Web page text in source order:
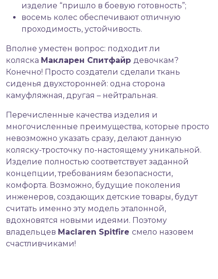
изделие “пришло в боевую готовность”;
восемь колес обеспечивают отличную
проходимость, устойчивость.
Вполне уместен вопрос: подходит ли
коляска Макларен Спитфайр девочкам?
Конечно! Просто создатели сделали ткань
сиденья двухсторонней: одна сторона
камуфляжная, другая – нейтральная.
Перечисленные качества изделия и
многочисленные преимущества, которые просто
невозможно указать сразу, делают данную
коляску-тросточку по-настоящему уникальной.
Изделие полностью соответствует заданной
концепции, требованиям безопасности,
комфорта. Возможно, будущие поколения
инженеров, создающих детские товары, будут
считать именно эту модель эталонной,
вдохновятся новыми идеями. Поэтому
владельцев Maclaren Spitfire смело назовем
счастливчиками!